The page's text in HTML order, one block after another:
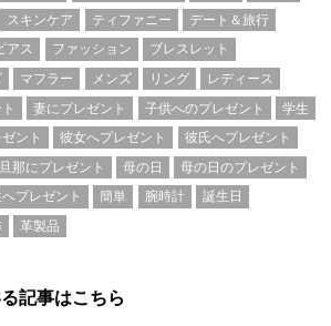
スキンケア ティファニー
デート＆旅行
アス ファッション
ブレスレット
マフラー メンズ リング
レディース
妻にプレゼント 子供へのプレゼント
学生
ント 彼女へプレゼント
彼氏へプレゼント
旦那にプレゼント 母の日
母の日のプレゼント
プレゼント 簡単 腕時計
誕生日
革製品
記事はこちら